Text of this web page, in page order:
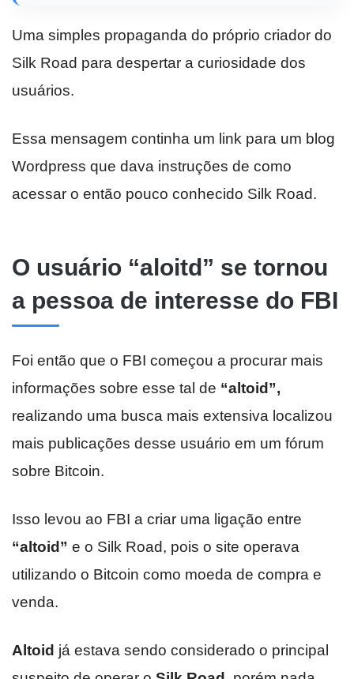
Uma simples propaganda do próprio criador do
Silk Road para despertar a curiosidade dos
usuários.
Essa mensagem continha um link para um blog
Wordpress que dava instruções de como
acessar o então pouco conhecido Silk Road.
O usuário “aloitd” se tornou
a pessoa de interesse do FBI
Foi então que o FBI começou a procurar mais
informações sobre esse tal de “altoid”,
realizando uma busca mais extensiva localizou
mais publicações desse usuário em um fórum
sobre Bitcoin.
Isso levou ao FBI a criar uma ligação entre
“altoid” e o Silk Road, pois o site operava
utilizando o Bitcoin como moeda de compra e
venda.
Altoid já estava sendo considerado o principal